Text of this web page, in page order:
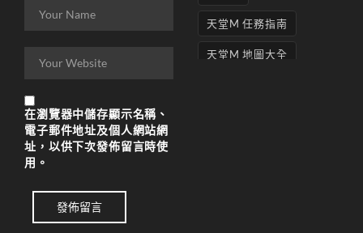
在瀏覽器中儲存顯示名稱、
電子郵件地址及個人網站網
址，以供下次發佈留言時使
用。
發佈留言
天堂M 任務指南
天堂M 地圖大全